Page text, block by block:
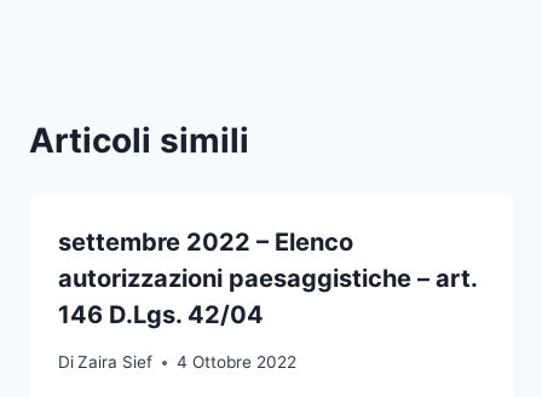
Articoli simili
settembre 2022 – Elenco
autorizzazioni paesaggistiche – art.
146 D.Lgs. 42/04
DiZaira Sief 4 Ottobre 2022